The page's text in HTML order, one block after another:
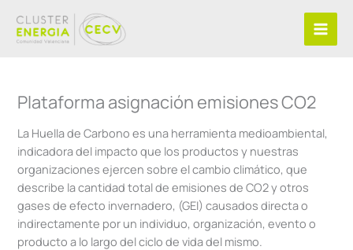
contenido
Plataforma asignación emisiones CO2
La Huella de Carbono es una herramienta medioambiental,
indicadora del impacto que los productos y nuestras
organizaciones ejercen sobre el cambio climático, que
describe la cantidad total de emisiones de CO2 y otros
gases de efecto invernadero, (GEI) causados directa o
indirectamente por un individuo, organización, evento o
producto a lo largo del ciclo de vida del mismo.